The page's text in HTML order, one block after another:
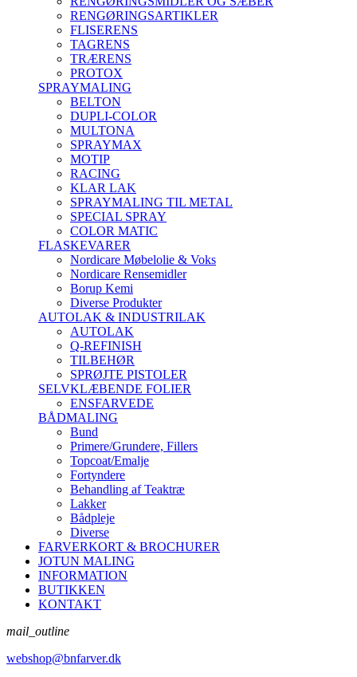
RENGØRINGSARTIKLER
FLISERENS
TAGRENS
TRÆRENS
PROTOX
SPRAYMALING
BELTON
DUPLI-COLOR
MULTONA
SPRAYMAX
MOTIP
RACING
KLAR LAK
SPRAYMALING TIL METAL
SPECIAL SPRAY
COLOR MATIC
FLASKEVARER
Nordicare Møbelolie & Voks
Nordicare Rensemidler
Borup Kemi
Diverse Produkter
AUTOLAK & INDUSTRILAK
AUTOLAK
Q-REFINISH
TILBEHØR
SPRØJTE PISTOLER
SELVKLÆBENDE FOLIER
ENSFARVEDE
BÅDMALING
Bund
Primere/Grundere, Fillers
Topcoat/Emalje
Fortyndere
Behandling af Teaktræ
Lakker
Bådpleje
Diverse
FARVERKORT & BROCHURER
JOTUN MALING
INFORMATION
BUTIKKEN
KONTAKT
mail_outline
webshop@bnfarver.dk